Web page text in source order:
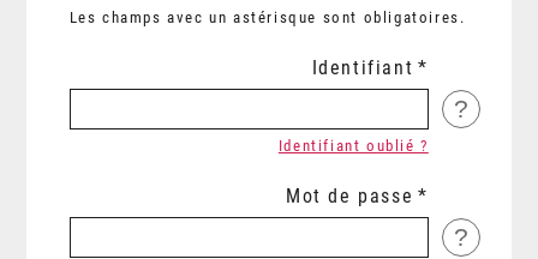
Les champs avec un astérisque sont obligatoires.
Identifiant
?
Identifiant oublié ?
Mot de passe
?